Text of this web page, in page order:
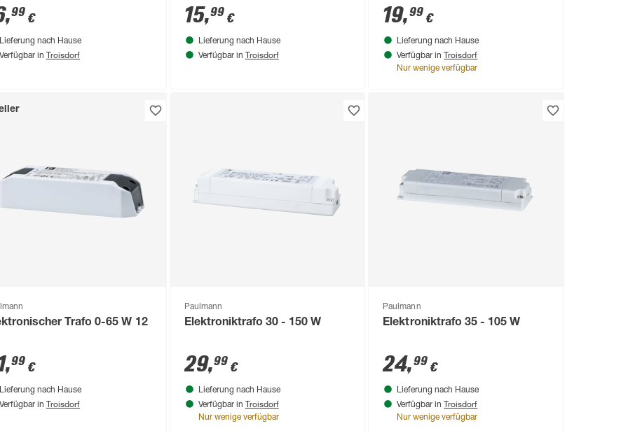
,99 €
Lieferung nach Hause
Verfügbar in Troisdorf
15,99€
Lieferung nach Hause
Verfügbar in Troisdorf
19,99 €
Lieferung nach Hause
Verfügbar in Troisdorf
Nur wenige verfügbar
Trafo 0-65 W 12
,99 €
Lieferung nach Hause
Verfügbar in Troisdorf
Paulmann
Elektroniktrafo 30 - 150 W
29,99€
Lieferung nach Hause
Verfügbar in Troisdorf
Nur wenige verfügbar
Paulmann
Elektroniktrafo 35 - 105 W
24,99 €
Lieferung nach Hause
Verfügbar in Troisdorf
Nur wenige verfügbar